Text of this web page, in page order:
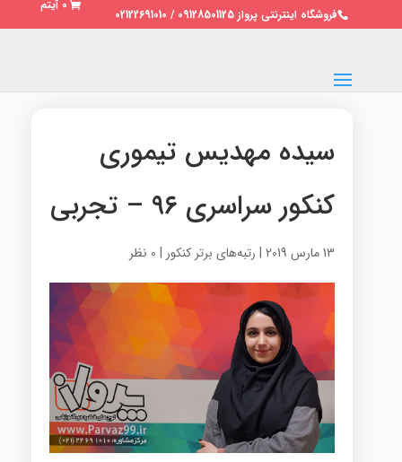
فروشگاه اینترنتی پرواز 09128501125 / 02122691010
0 آیتم
سیده مهدیس تیموری
کنکور سراسری ۹۶ – تجربی
13 مارس 2019 | رتبه‌های برتر کنکور | 0 نظر